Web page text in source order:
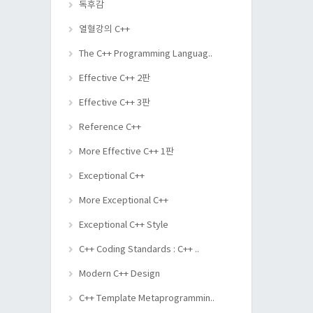
독후감
열혈강의 C++
The C++ Programming Languag..
Effective C++ 2판
Effective C++ 3판
Reference C++
More Effective C++ 1판
Exceptional C++
More Exceptional C++
Exceptional C++ Style
C++ Coding Standards : C++ ..
Modern C++ Design
C++ Template Metaprogrammin..